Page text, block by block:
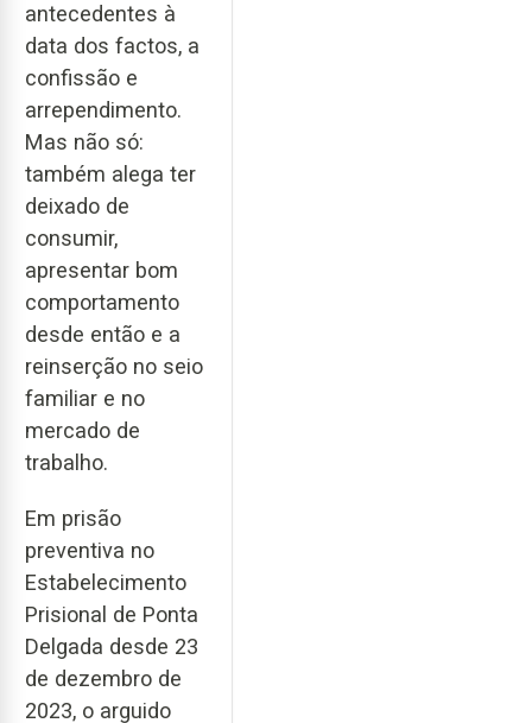
antecedentes à
data dos factos, a
confissão e
arrependimento.
Mas não só:
também alega ter
deixado de
consumir,
apresentar bom
comportamento
desde então e a
reinserção no seio
familiar e no
mercado de
trabalho.
Em prisão
preventiva no
Estabelecimento
Prisional de Ponta
Delgada desde 23
de dezembro de
2023, o arguido